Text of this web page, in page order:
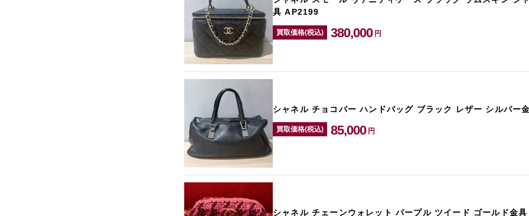
具 AP2199
買取価格(税込) 380,000 円
シャネル チョコバー ハンドバッグ ブラック レザー シルバー
買取価格(税込) 85,000 円
シャネル チェーンウォレット パープル ツイード ゴールド金具